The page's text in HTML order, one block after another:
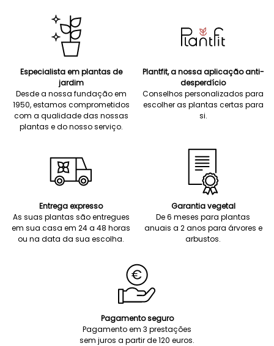
Especialista em plantas de
jardim
Desde a nossa fundação em
1950, estamos comprometidos
com a qualidade das nossas
plantas e do nosso serviço.
Plantfit, a nossa aplicação anti-
desperdício
Conselhos personalizados para
escolher as plantas certas para
si.
Entrega expresso
As suas plantas são entregues
em sua casa em 24 a 48 horas
ou na data da sua escolha.
Garantia vegetal
De 6 meses para plantas
anuais a 2 anos para árvores e
arbustos.
Pagamento seguro
Pagamento em 3 prestações
sem juros a partir de 120 euros.